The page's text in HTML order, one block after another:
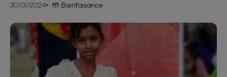
30/01/2024 🤲 Bienfaisance